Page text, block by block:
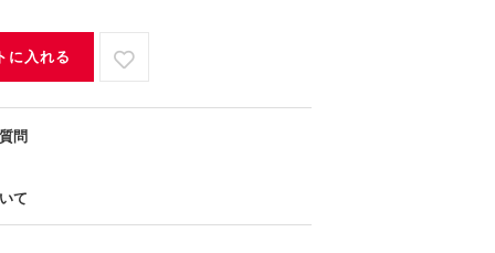
に入れる
問
て